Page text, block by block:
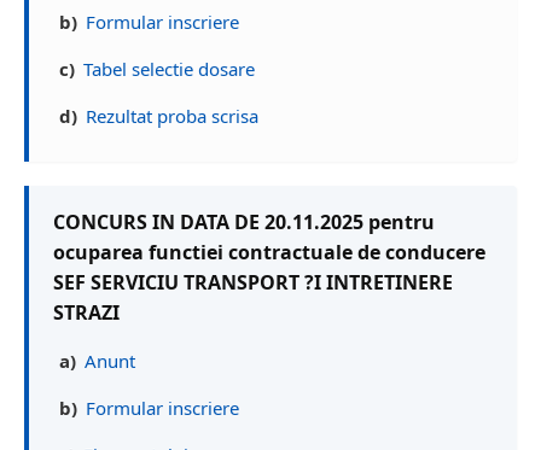
b) Formular inscriere
c) Tabel selectie dosare
d) Rezultat proba scrisa
CONCURS IN DATA DE 20.11.2025 pentru
ocuparea functiei contractuale de conducere
SEF SERVICIU TRANSPORT ?I INTRETINERE
STRAZI
a) Anunt
b) Formular inscriere